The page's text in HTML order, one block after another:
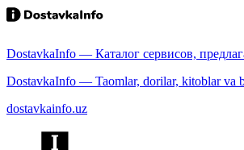
DostavkaInfo — Каталог сервисов,
DostavkaInfo — Taomlar, dorilar, kitoblar va
dostavkainfo.uz